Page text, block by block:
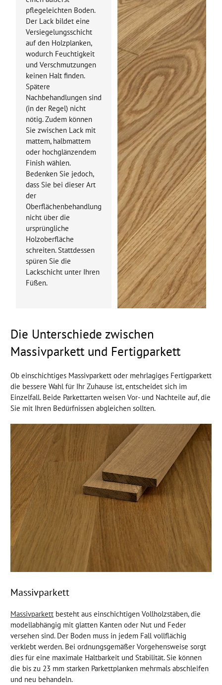
pflegeleichten Boden.
Der Lack bildet eine
Versiegelungsschicht
auf den Holzplanken,
wodurch Feuchtigkeit
und Verschmutzungen
keinen Halt finden.
Spätere
Nachbehandlungen sind
(in der Regel) nicht
nötig. Zudem können
Sie zwischen Lack mit
mattem, halbmattem
oder hochglänzendem
Finish wählen.
Bedenken Sie jedoch,
dass Sie bei dieser Art
der
Oberflächenbehandlung
nicht über die
ursprüngliche
Holzoberfläche
schreiten. Stattdessen
spüren Sie die
Lackschicht unter Ihren
Füßen.
Die Unterschiede zwischen
Massivparkett und Fertigparkett
Ob einschichtiges Massivparkett oder mehrlagiges Fertigparkett
die bessere Wahl für Ihr Zuhause ist, entscheidet sich im
Einzelfall. Beide Parkettarten weisen Vor- und Nachteile auf, die
Sie mit Ihren Bedürfnissen abgleichen sollten.
Massivparkett
Massivparkett besteht aus einschichtigen Vollholzstäben, die
modellabhängig mit glatten Kanten oder Nut und Feder
versehen sind. Der Boden muss in jedem Fall vollflächig
verklebt werden. Bei ordnungsgemäßer Vorgehensweise sorgt
dies für eine maximale Haltbarkeit und Stabilität. Sie können
die bis zu 23 mm starken Parkettplanken mehrmals abschleifen
und neu behandeln.